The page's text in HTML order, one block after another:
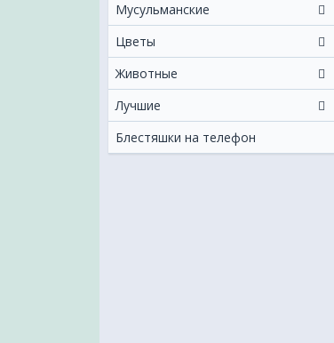
Мусульманские
Цветы
Животные
Лучшие
Блестяшки на телефон